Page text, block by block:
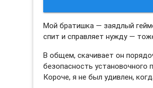
Мой братишка — заядлый
спит и справляет нужду —
В общем, скачивает он
безопасность установочного
Короче, я не был удивлен,